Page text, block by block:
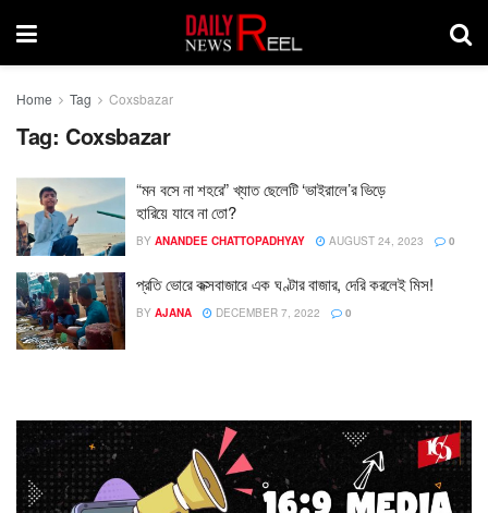
Home Tag Coxsbazar
Tag: Coxsbazar
“মন বসে না শহরে” খ্যাত ছেলেটি ‘ভাইরালে’র ভিড়ে
হারিয়ে যাবে না তো?
BY ANANDEE CHATTOPADHYAY AUGUST 24, 2023 0
প্রতি ভোরে কক্সবাজারে এক ঘণ্টার বাজার, দেরি করলেই মিস!
BY AJANA DECEMBER 7, 2022 0